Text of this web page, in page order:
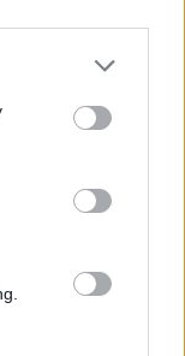
or more Google
You may click to
party tags to
in below Google